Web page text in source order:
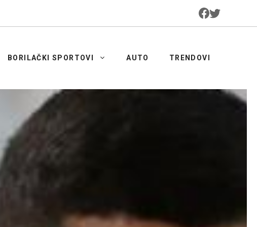
BORILAČKI SPORTOVI AUTO TRENDOVI